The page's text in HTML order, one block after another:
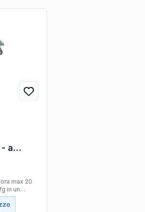
a
max 20
in un
pettini
in